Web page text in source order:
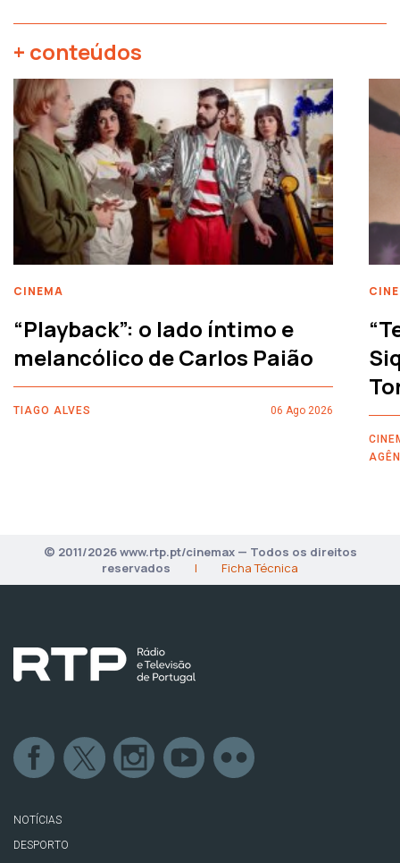
+ conteúdos
CINEMA
“Playback”: o lado íntimo e
melancólico de Carlos Paião
TIAGO ALVES 06 Ago 2026
© 2011/2026 www.rtp.pt/cinemax — Todos os direitos
reservados
| Ficha Técnica
NOTÍCIAS
DESPORTO